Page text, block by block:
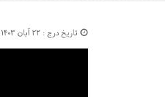
تاریخ درج : ۲۲ آبان ۱۴۰۳